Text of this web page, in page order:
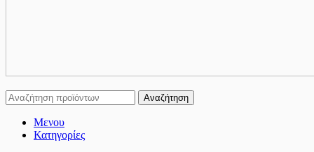
Αναζήτηση
Μενου
Κατηγορίες